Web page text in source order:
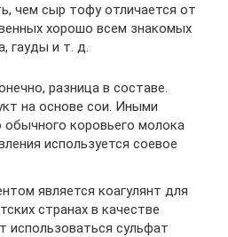
чем сыр тофу отличается от
хорошо всем знакомых
гауды и т. д.
разница в составе.
на основе сои. Иными
обычного коровьего молока
используется соевое
является коагулянт для
странах в качестве
использоваться сульфат